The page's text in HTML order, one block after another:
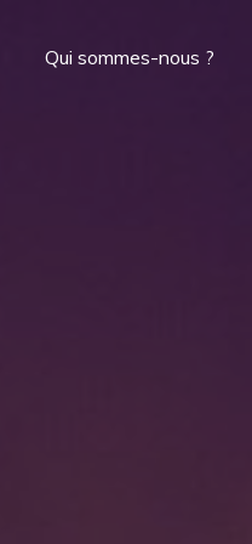
Qui sommes-nous ?